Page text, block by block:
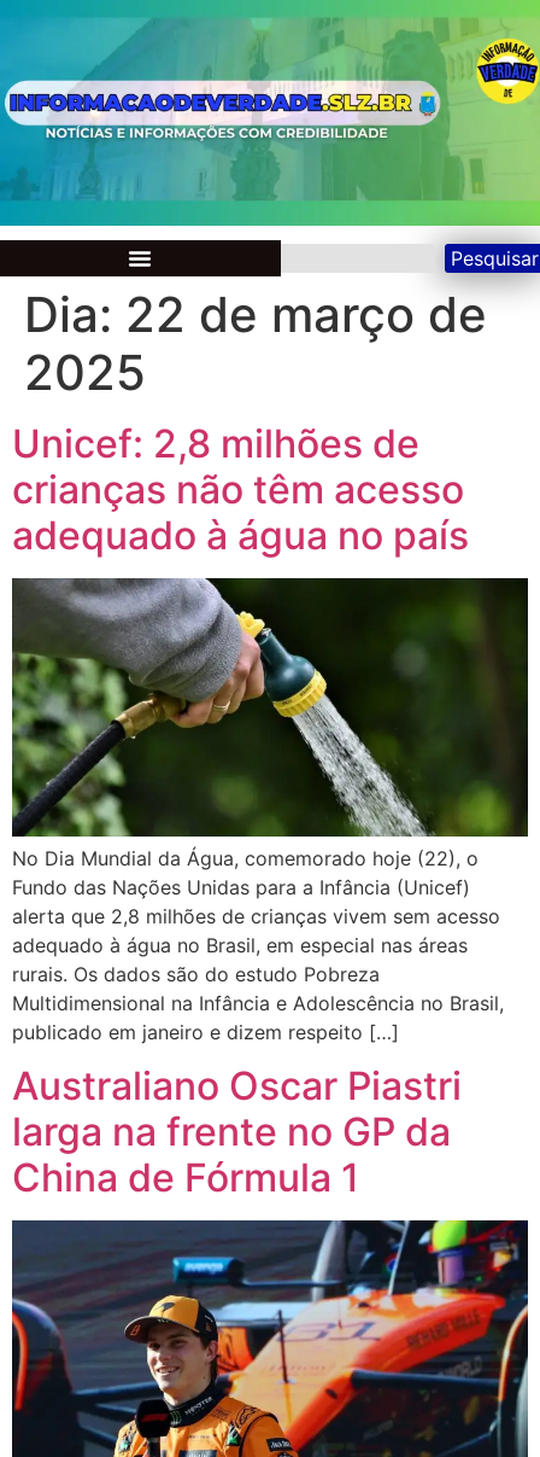
Pesquisar
Dia: 22 de março de
2025
Unicef: 2,8 milhões de
crianças não têm acesso
adequado à água no país
No Dia Mundial da Água, comemorado hoje (22), o
Fundo das Nações Unidas para a Infância (Unicef)
alerta que 2,8 milhões de crianças vivem sem acesso
adequado à água no Brasil, em especial nas áreas
rurais. Os dados são do estudo Pobreza
Multidimensional na Infância e Adolescência no Brasil,
publicado em janeiro e dizem respeito […]
Australiano Oscar Piastri
larga na frente no GP da
China de Fórmula 1